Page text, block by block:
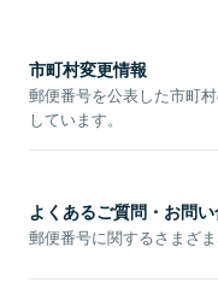
市町村変更情報
郵便番号を公表した市町
しています。
よくあるご質問・お問
郵便番号に関するさまざ